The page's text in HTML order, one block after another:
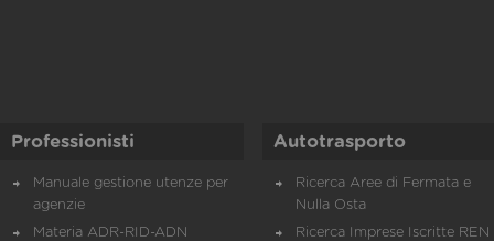
Professionisti
Manuale gestione utenze per
agenzie
Materia ADR-RID-ADN
Autotrasporto
Ricerca Aree di Fermata e
Nulla Osta
Ricerca Imprese Iscritte REN